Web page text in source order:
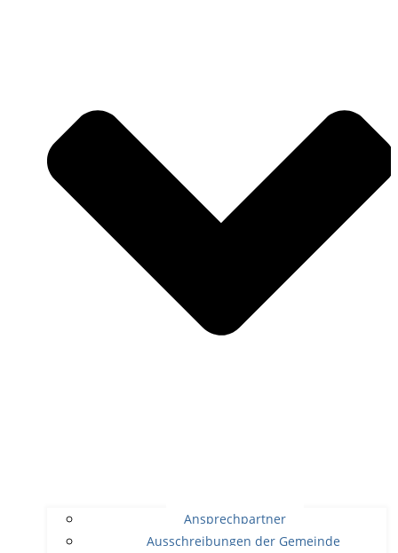
Ansprechpartner
Ausschreibungen der Gemeinde